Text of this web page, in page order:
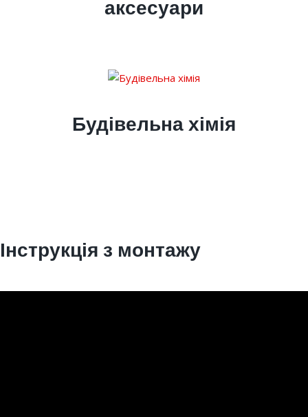
аксесуари
Будівельна хімія
Інструкція з монтажу